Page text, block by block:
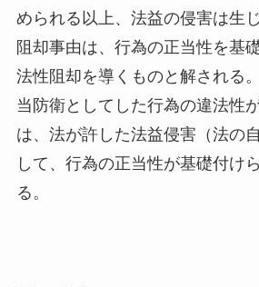
められる以上、法益の侵害は生
阻却事由は、行為の正当性を基
法性阻却を導くものと解される
当防衛としてした行為の違法性
は、法が許した法益侵害（法の
して、行為の正当性が基礎付け
る。